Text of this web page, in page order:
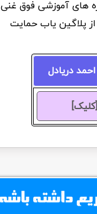
های آموزشی فوق غنی
پلاگین یاب حمایت
دریادل